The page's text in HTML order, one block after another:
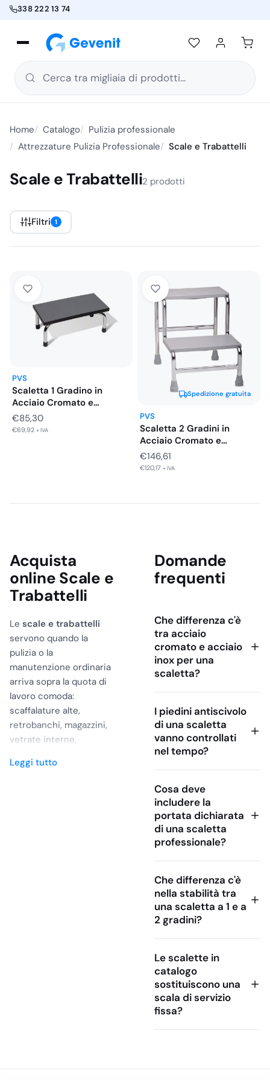
338 222 13 74
Cerca tra migliaia di prodotti...
Home Catalogo
Pulizia professionale
Attrezzature Pulizia Professionale
Scale e Trabattelli
Scale e Trabattelli2 prodotti
Filtri 1
PVS
Scaletta 1 Gradino in
Acciaio Cromato e
Piedini…
€85,30
€69,92 + IVA
Spedizione gratuita
PVS
Scaletta 2 Gradini in
Acciaio Cromato e
Piedini…
€146,61
€120,17 + IVA
Acquista
online Scale e
Trabattelli
Le scale e trabattelli
servono quando la
pulizia o la
manutenzione ordinaria
arriva sopra la quota di
lavoro comoda:
scaffalature alte,
retrobanchi, magazzini,
vetrate interne,
aerazione, aree tecniche
Leggi tutto
Domande
frequenti
Che differenza c'è
tra acciaio
cromato e acciaio
inox per una
scaletta?
I piedini antiscivolo
di una scaletta
vanno controllati
nel tempo?
Cosa deve
includere la
portata dichiarata
di una scaletta
professionale?
Che differenza c'è
nella stabilità tra
una scaletta a 1 e a
2 gradini?
Le scalette in
catalogo
sostituiscono una
scala di servizio
fissa?